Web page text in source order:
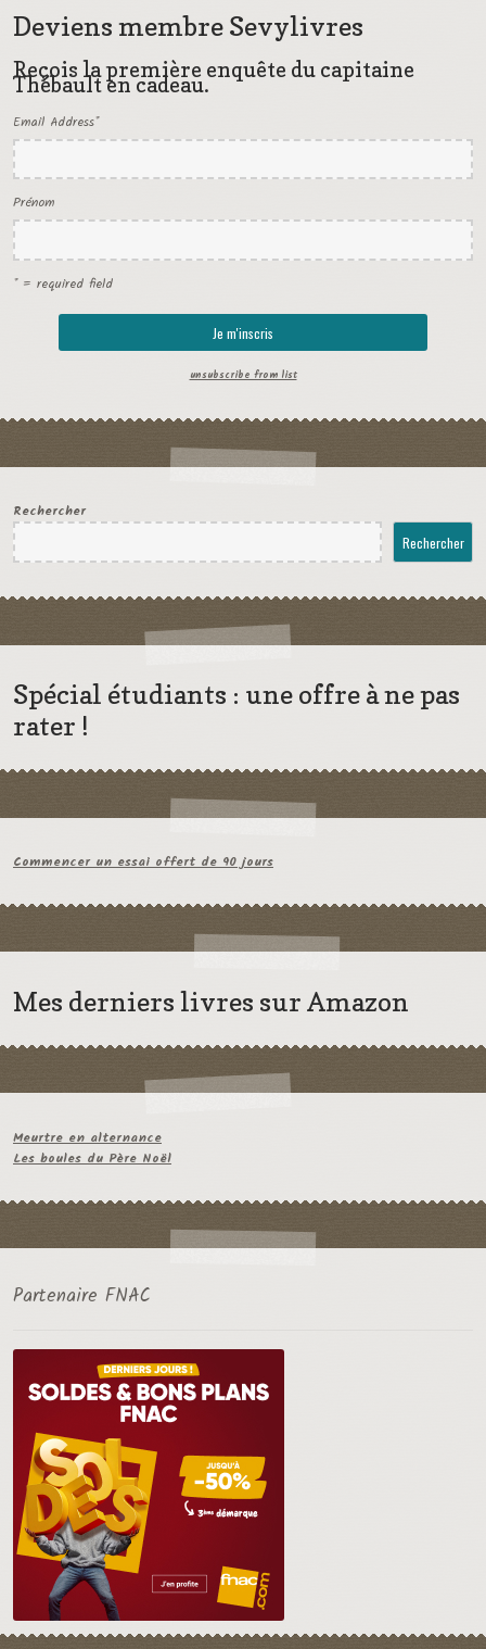
Deviens membre Sevylivres
Reçois la première enquête du capitaine
Thébault en cadeau.
Email Address*
Prénom
* = required field
unsubscribe from list
Rechercher
Rechercher
Spécial étudiants : une offre à ne pas
rater !
Commencer un essai offert de 90 jours
Mes derniers livres sur Amazon
Meurtre en alternance
Les boules du Père Noël
Partenaire FNAC